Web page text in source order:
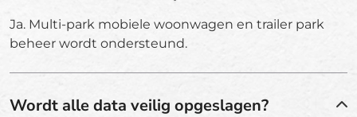
Ja. Multi-park mobiele woonwagen en trailer park
beheer wordt ondersteund.
Wordt alle data veilig opgeslagen?